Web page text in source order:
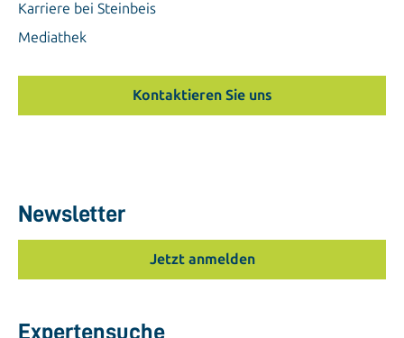
Karriere bei Steinbeis
Mediathek
Kontaktieren Sie uns
Newsletter
Jetzt anmelden
Expertensuche